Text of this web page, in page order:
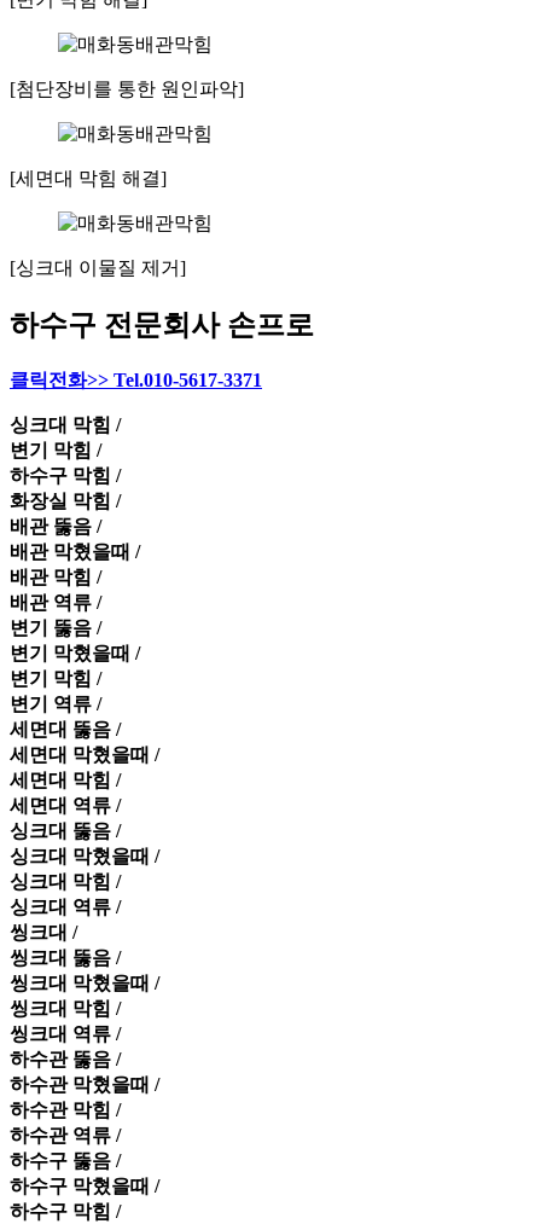
[첨단장비를 통한 원인파악]
[세면대 막힘 해결]
[싱크대 이물질 제거]
하수구 전문회사 손프로
클릭전화>> Tel.010-5617-3371
싱크대 막힘 /
변기 막힘 /
하수구 막힘 /
화장실 막힘 /
배관 뚫음 /
배관 막혔을때 /
배관 막힘 /
배관 역류 /
변기 뚫음 /
변기 막혔을때 /
변기 막힘 /
변기 역류 /
세면대 뚫음 /
세면대 막혔을때 /
세면대 막힘 /
세면대 역류 /
싱크대 뚫음 /
싱크대 막혔을때 /
싱크대 막힘 /
싱크대 역류 /
씽크대 /
씽크대 뚫음 /
씽크대 막혔을때 /
씽크대 막힘 /
씽크대 역류 /
하수관 뚫음 /
하수관 막혔을때 /
하수관 막힘 /
하수관 역류 /
하수구 뚫음 /
하수구 막혔을때 /
하수구 막힘 /